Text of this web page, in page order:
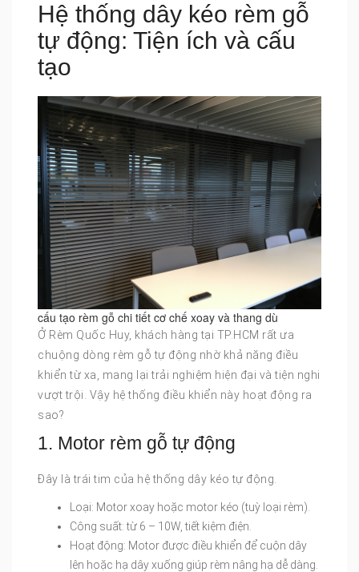
Hệ thống dây kéo rèm gỗ
tự động: Tiện ích và cấu
tạo
cấu tạo rèm gỗ chi tiết cơ chế xoay và thang dù
Ở Rèm Quốc Huy, khách hàng tại TP.HCM rất ưa
chuộng dòng rèm gỗ tự động nhờ khả năng điều
khiển từ xa, mang lại trải nghiệm hiện đại và tiện nghi
vượt trội. Vậy hệ thống điều khiển này hoạt động ra
sao?
1. Motor rèm gỗ tự động
Đây là trái tim của hệ thống dây kéo tự động.
Loại: Motor xoay hoặc motor kéo (tuỳ loại rèm).
Công suất: từ 6 – 10W, tiết kiệm điện.
Hoạt động: Motor được điều khiển để cuộn dây
lên hoặc hạ dây xuống giúp rèm nâng hạ dễ dàng.